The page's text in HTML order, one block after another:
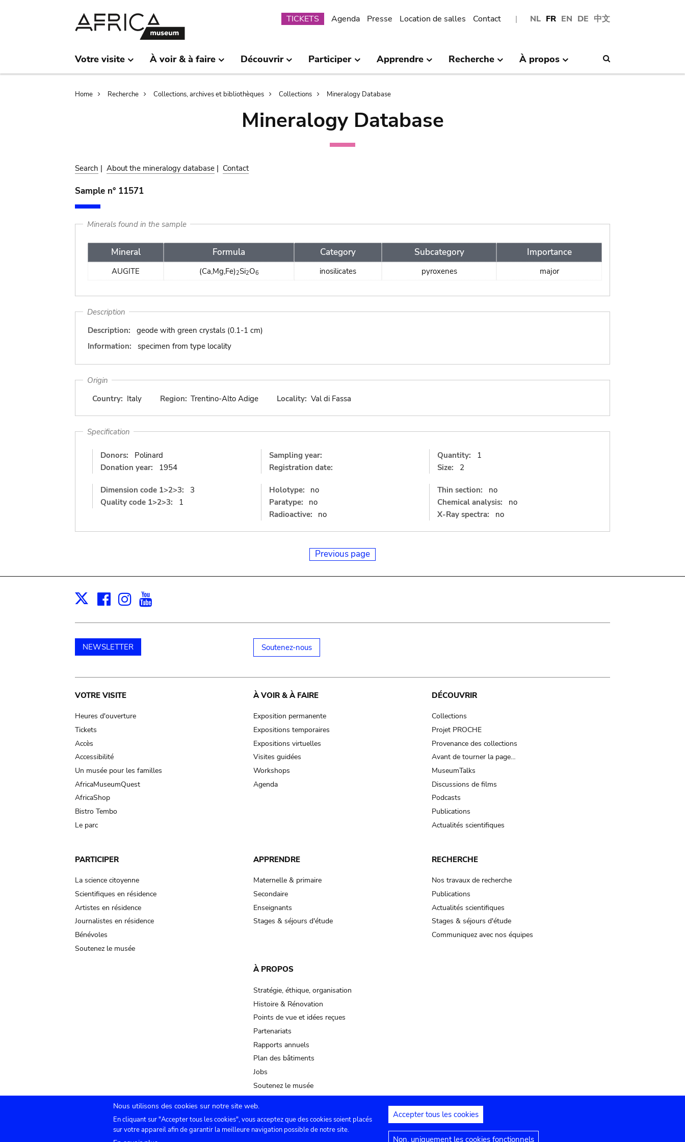
NL FR EN DE 中文
Submenu
TICKETS Agenda Presse Location de salles Contact
Votre visite À voir & à faire Découvrir Participer Apprendre Recherche À propos
Breadcrumb
Home Recherche Collections, archives et bibliothèques Collections Mineralogy Database
Mineralogy Database
Search | About the mineralogy database | Contact
Sample n° 11571
Minerals found in the sample
Mineral Formula Category Subcategory Importance
AUGITE (Ca,Mg,Fe)2Si2O6 inosilicates pyroxenes major
Description
Description:
geode with green crystals (0.1-1 cm)
Information:
specimen from type locality
Origin
Country: Italy Region: Trentino-Alto Adige Locality: Val di Fassa
Specification
Donors:
Polinard
Donation year:
1954
Sampling year:
Registration date:
Quantity:
1
Size:
2
Dimension code 1>2>3:
3
Quality code 1>2>3:
1
Holotype:
no
Paratype:
no
Radioactive:
no
Thin section:
no
Chemical analysis:
no
X-Ray spectra:
no
Previous page
X Facebook
Instagram
NEWSLETTER Soutenez-nous
Main
navigation
VOTRE VISITE
Heures d'ouverture
Tickets
Accès
Accessibilité
Un musée pour les familles
AfricaMuseumQuest
AfricaShop
Bistro Tembo
Le parc
À VOIR & À FAIRE
Exposition permanente
Expositions temporaires
Expositions virtuelles
Visites guidées
Workshops
Agenda
DÉCOUVRIR
Collections
Projet PROCHE
Provenance des collections
Avant de tourner la page…
MuseumTalks
Discussions de films
Podcasts
Publications
Actualités scientifiques
PARTICIPER
La science citoyenne
Scientifiques en résidence
Artistes en résidence
Journalistes en résidence
Bénévoles
Soutenez le musée
APPRENDRE
Maternelle & primaire
Secondaire
Enseignants
Stages & séjours d'étude
RECHERCHE
Nos travaux de recherche
Publications
Actualités scientifiques
Stages & séjours d'étude
Communiquez avec nos équipes
À PROPOS
Stratégie, éthique, organisation
Histoire & Rénovation
Points de vue et idées reçues
Partenariats
Rapports annuels
Plan des bâtiments
Jobs
Soutenez le musée
Submenu
Agenda Presse Location de salles Contact Paramètres de confidentialité Mentions juridiques Déclaration d'accessibilité
Nous utilisons des cookies sur notre site web.
En cliquant sur "Accepter tous les cookies", vous acceptez que des cookies soient placés
sur votre appareil afin de garantir la meilleure navigation possible de notre site.
Accepter tous les cookies
Non, uniquement les cookies fonctionnels